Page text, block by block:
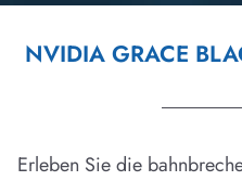
NVIDIA GRACE
Erleben Sie die